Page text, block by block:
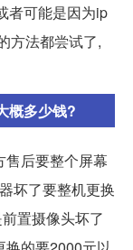
者可能是因为ip
方法都尝试了,
概多少钱?
后要整个屏幕
坏了要整机更换
置摄像头坏了